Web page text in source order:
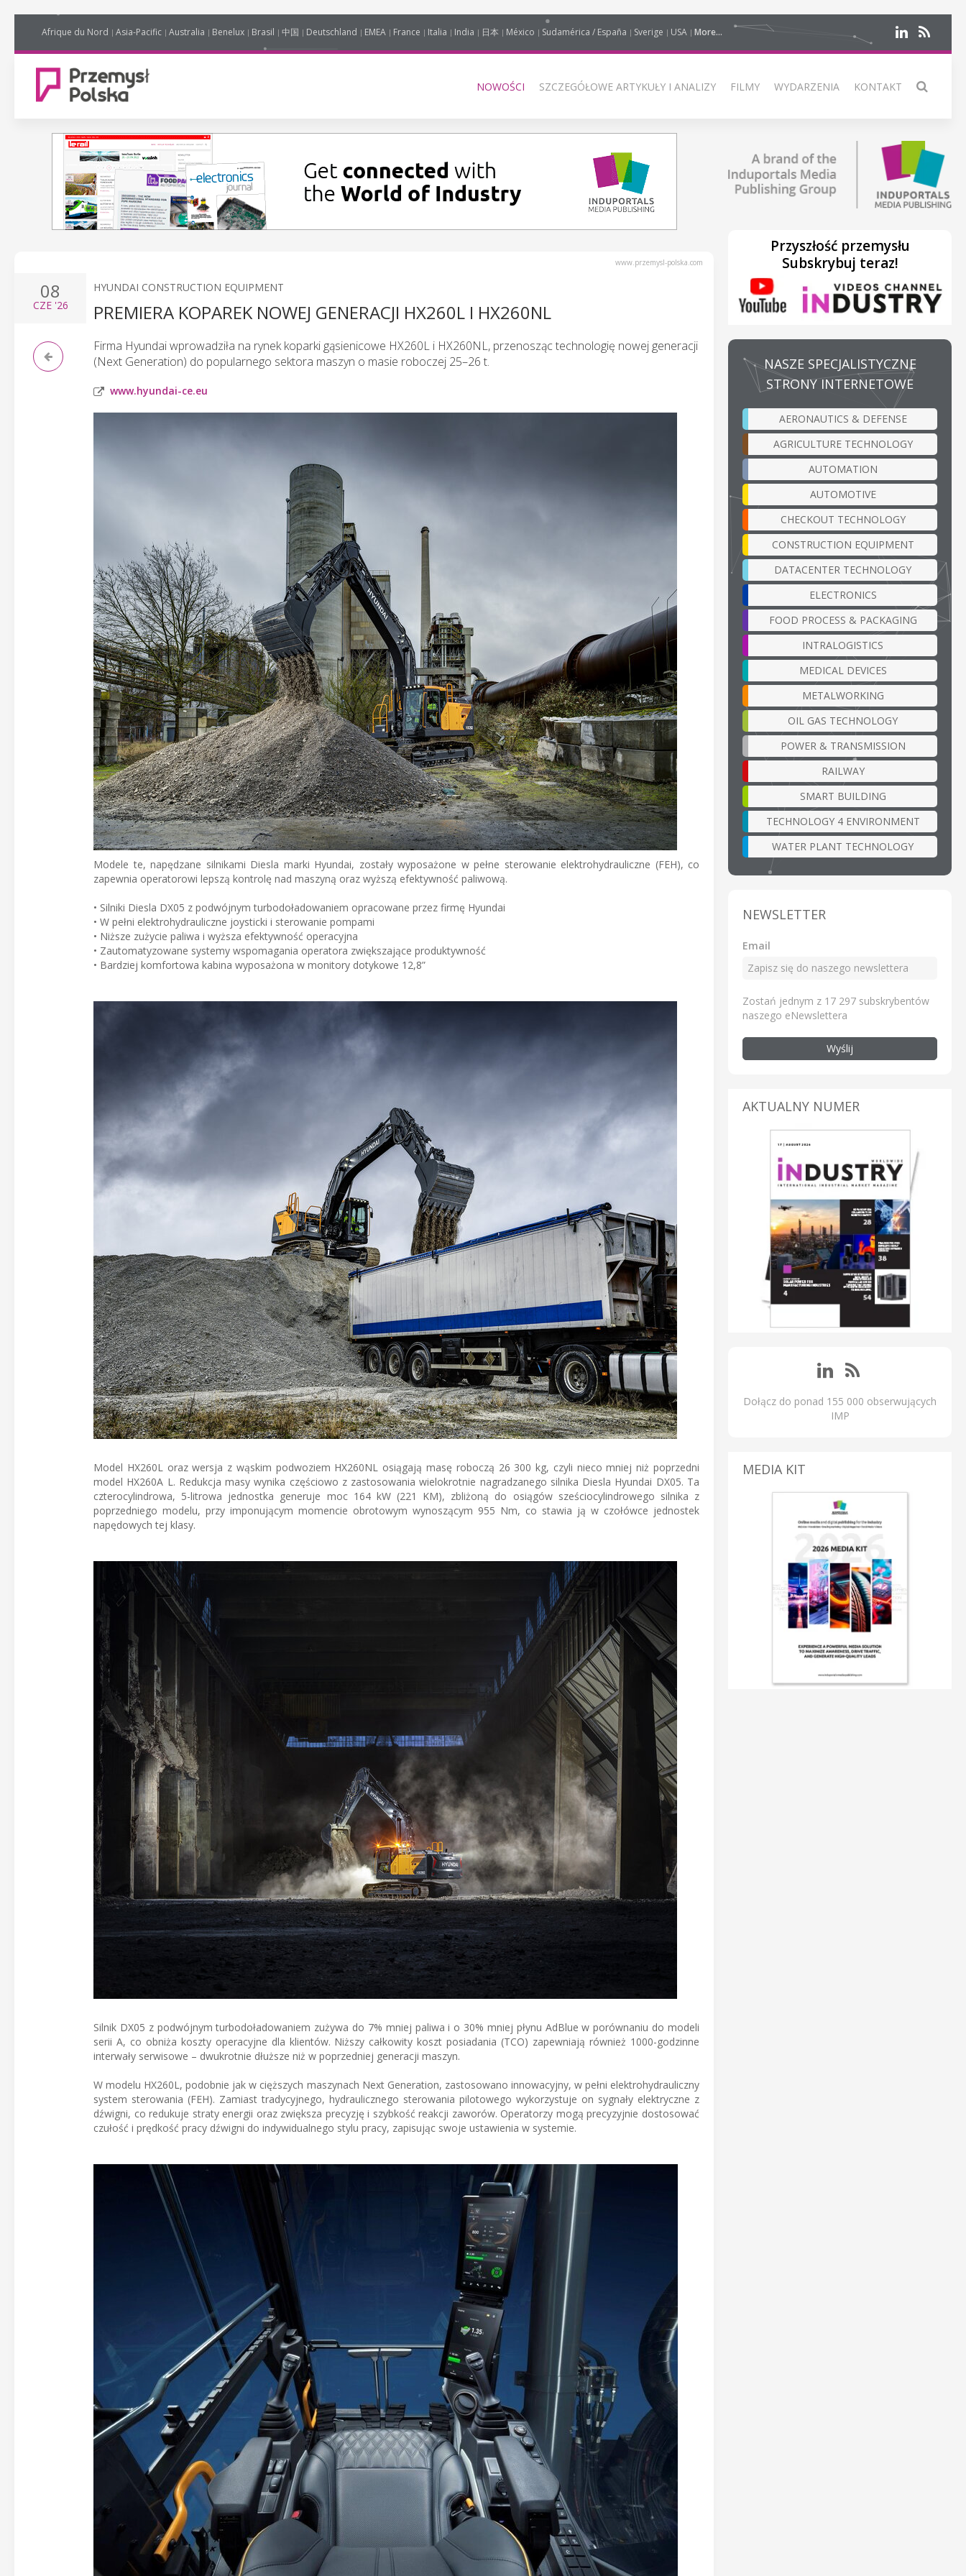
Afrique du Nord Asia-Pacific Australia Benelux Brasil 中国 Deutschland EMEA France Italia India 日本 México Sudamérica / España Sverige USA More...
NOWOŚCI SZCZEGÓŁOWE ARTYKUŁY I ANALIZY FILMY WYDARZENIA KONTAKT
www.przemysl-polska.com
08
CZE'26
HYUNDAI CONSTRUCTION EQUIPMENT
PREMIERA KOPAREK NOWEJ GENERACJI HX260L I HX260NL
Firma Hyundai wprowadziła na rynek koparki gąsienicowe HX260L i HX260NL, przenosząc technologię nowej generacji
(Next Generation) do popularnego sektora maszyn o masie roboczej 25–26 t.
www.hyundai-ce.eu
Modele te, napędzane silnikami Diesla marki Hyundai, zostały wyposażone w pełne sterowanie elektrohydrauliczne (FEH), co
zapewnia operatorowi lepszą kontrolę nad maszyną oraz wyższą efektywność paliwową.
• Silniki Diesla DX05 z podwójnym turbodoładowaniem opracowane przez firmę Hyundai
• W pełni elektrohydrauliczne joysticki i sterowanie pompami
• Niższe zużycie paliwa i wyższa efektywność operacyjna
• Zautomatyzowane systemy wspomagania operatora zwiększające produktywność
• Bardziej komfortowa kabina wyposażona w monitory dotykowe 12,8”
Model HX260L oraz wersja z wąskim podwoziem HX260NL osiągają masę roboczą 26 300 kg, czyli nieco mniej niż poprzedni
model HX260A L. Redukcja masy wynika częściowo z zastosowania wielokrotnie nagradzanego silnika Diesla Hyundai DX05. Ta
czterocylindrowa, 5-litrowa jednostka generuje moc 164 kW (221 KM), zbliżoną do osiągów sześciocylindrowego silnika z
poprzedniego modelu, przy imponującym momencie obrotowym wynoszącym 955 Nm, co stawia ją w czołówce jednostek
napędowych tej klasy.
Silnik DX05 z podwójnym turbodoładowaniem zużywa do 7% mniej paliwa i o 30% mniej płynu AdBlue w porównaniu do modeli
serii A, co obniża koszty operacyjne dla klientów. Niższy całkowity koszt posiadania (TCO) zapewniają również 1000-godzinne
interwały serwisowe – dwukrotnie dłuższe niż w poprzedniej generacji maszyn.
W modelu HX260L, podobnie jak w cięższych maszynach Next Generation, zastosowano innowacyjny, w pełni elektrohydrauliczny
system sterowania (FEH). Zamiast tradycyjnego, hydraulicznego sterowania pilotowego wykorzystuje on sygnały elektryczne z
dźwigni, co redukuje straty energii oraz zwiększa precyzję i szybkość reakcji zaworów. Operatorzy mogą precyzyjnie dostosować
czułość i prędkość pracy dźwigni do indywidualnego stylu pracy, zapisując swoje ustawienia w systemie.
Przyszłość przemysłu
Subskrybuj teraz!
NASZE SPECJALISTYCZNE
STRONY INTERNETOWE
AERONAUTICS & DEFENSE
AGRICULTURE TECHNOLOGY
AUTOMATION
AUTOMOTIVE
CHECKOUT TECHNOLOGY
CONSTRUCTION EQUIPMENT
DATACENTER TECHNOLOGY
ELECTRONICS
FOOD PROCESS & PACKAGING
INTRALOGISTICS
MEDICAL DEVICES
METALWORKING
OIL GAS TECHNOLOGY
POWER & TRANSMISSION
RAILWAY
SMART BUILDING
TECHNOLOGY 4 ENVIRONMENT
WATER PLANT TECHNOLOGY
NEWSLETTER
Email
Zostań jednym z 17 297 subskrybentów
naszego eNewslettera
Wyślij
AKTUALNY NUMER
Dołącz do ponad 155 000 obserwujących
IMP
MEDIA KIT